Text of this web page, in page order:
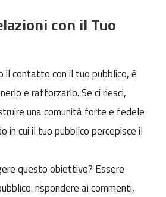
con il Tuo
il contatto con il tuo pubblico, è
e rafforzarlo. Se ci riesci,
una comunità forte e fedele
in cui il tuo pubblico percepisce il
questo obiettivo? Essere
rispondere ai commenti,